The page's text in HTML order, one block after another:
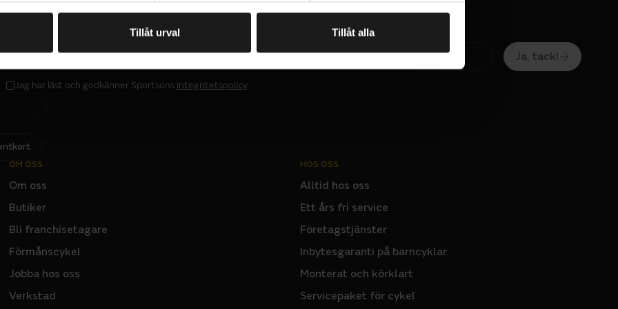
Tillåt urval Tillåt alla
PRENUMERERA PÅ VÅRT NYHETSBREV
M
I
I
Jag har läst och godkänner Sportsons integritetspolicy.
Ja, tack!
OM OSS
Om oss
Butiker
Bli franchisetagare
Förmånscykel
Jobba hos oss
Verkstad
HOS OSS
Alltid hos oss
Ett års fri service
Företagstjänster
Inbytesgaranti på barncyklar
Monterat och körklart
Servicepaket för cykel